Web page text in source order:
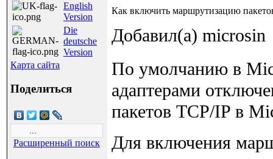
English
Version
Die
deutsche
Version
Карта сайта
Поделиться
Расширенный поиск
Как включить маршрутизацию
Добавил(а) microsin
По умолчанию в
адаптерами
пакетов TCP/IP в
Для включения